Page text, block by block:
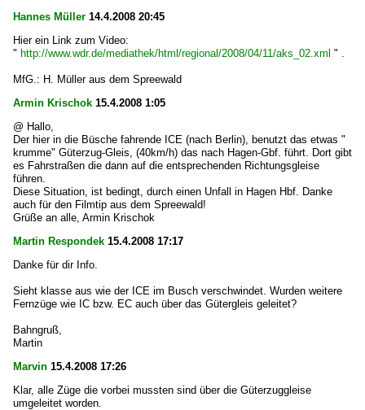
Hannes Müller 14.4.2008 20:45
Hier ein Link zum Video:
" http://www.wdr.de/mediathek/html/regional/2008/04/11/aks_02.xml " .
MfG.: H. Müller aus dem Spreewald
Armin Krischok 15.4.2008 1:05
@ Hallo,
Der hier in die Büsche fahrende ICE (nach Berlin), benutzt das etwas "
krumme" Güterzug-Gleis, (40km/h) das nach Hagen-Gbf. führt. Dort gibt
es Fahrstraßen die dann auf die entsprechenden Richtungsgleise
führen.
Diese Situation, ist bedingt, durch einen Unfall in Hagen Hbf. Danke
auch für den Filmtip aus dem Spreewald!
Grüße an alle, Armin Krischok
Martin Respondek 15.4.2008 17:17
Danke für dir Info.
Sieht klasse aus wie der ICE im Busch verschwindet. Wurden weitere
Fernzüge wie IC bzw. EC auch über das Gütergleis geleitet?
Bahngruß,
Martin
Marvin 15.4.2008 17:26
Klar, alle Züge die vorbei mussten sind über die Güterzuggleise
umgeleitet worden.